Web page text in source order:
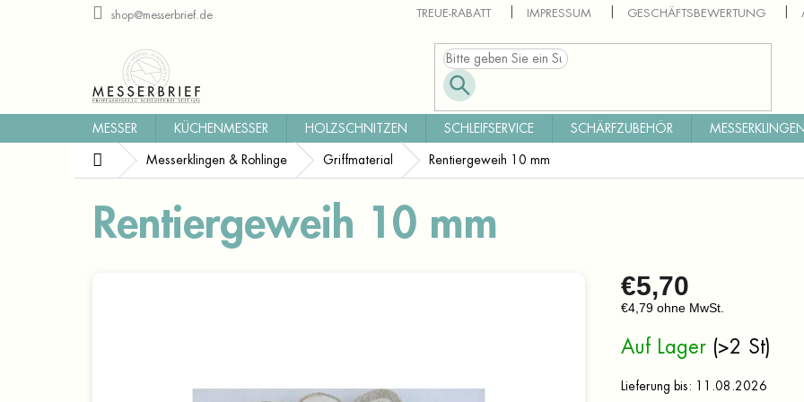
shop@messerbrief.de TREUE-RABATT IMPRESSUM GESCHÄFTSBEWERTUNG
MESSER KÜCHENMESSER HOLZSCHNITZEN SCHLEIFSERVICE SCHÄRFZUBEHÖR
StartseiteMesserklingen & Rohlinge Griffmaterial Rentiergeweih 10 mm
Rentiergeweih 10 mm
€5,70
€4,79 ohne MwSt.
Auf Lager (>2 St)
Lieferung bis: 11.08.2026